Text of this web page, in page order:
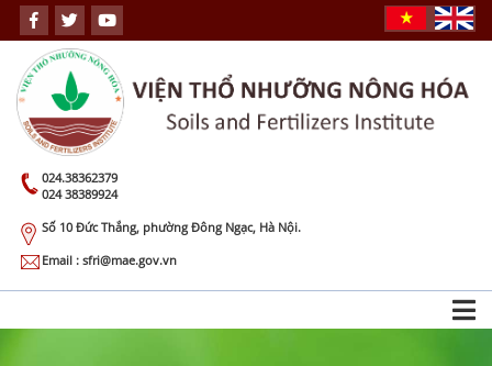
024.38362379
024 38389924
Số 10 Đức Thắng, phường Đông Ngạc, Hà Nội.
Email : sfri@mae.gov.vn